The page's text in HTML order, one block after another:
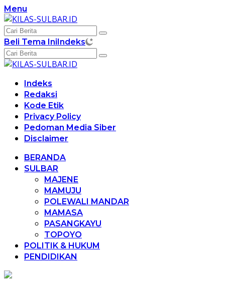
Langsung
ke
konten
Menu
Beli Tema IniIndeks
Indeks
Redaksi
Kode Etik
Privacy Policy
Pedoman Media Siber
Disclaimer
BERANDA
SULBAR
MAJENE
MAMUJU
POLEWALI MANDAR
MAMASA
PASANGKAYU
TOPOYO
POLITIK & HUKUM
PENDIDIKAN